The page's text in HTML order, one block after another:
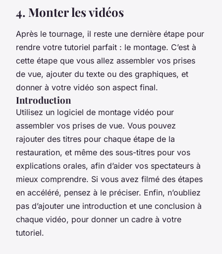
4. Monter les vidéos
Après le tournage, il reste une dernière étape pour
rendre votre tutoriel parfait : le montage. C’est à
cette étape que vous allez assembler vos prises
de vue, ajouter du texte ou des graphiques, et
donner à votre vidéo son aspect final.
Introduction
Utilisez un logiciel de montage vidéo pour
assembler vos prises de vue. Vous pouvez
rajouter des titres pour chaque étape de la
restauration, et même des sous-titres pour vos
explications orales, afin d’aider vos spectateurs à
mieux comprendre. Si vous avez filmé des étapes
en accéléré, pensez à le préciser. Enfin, n’oubliez
pas d’ajouter une introduction et une conclusion à
chaque vidéo, pour donner un cadre à votre
tutoriel.